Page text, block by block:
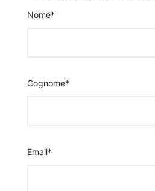
Nome*
Cognome*
Email*